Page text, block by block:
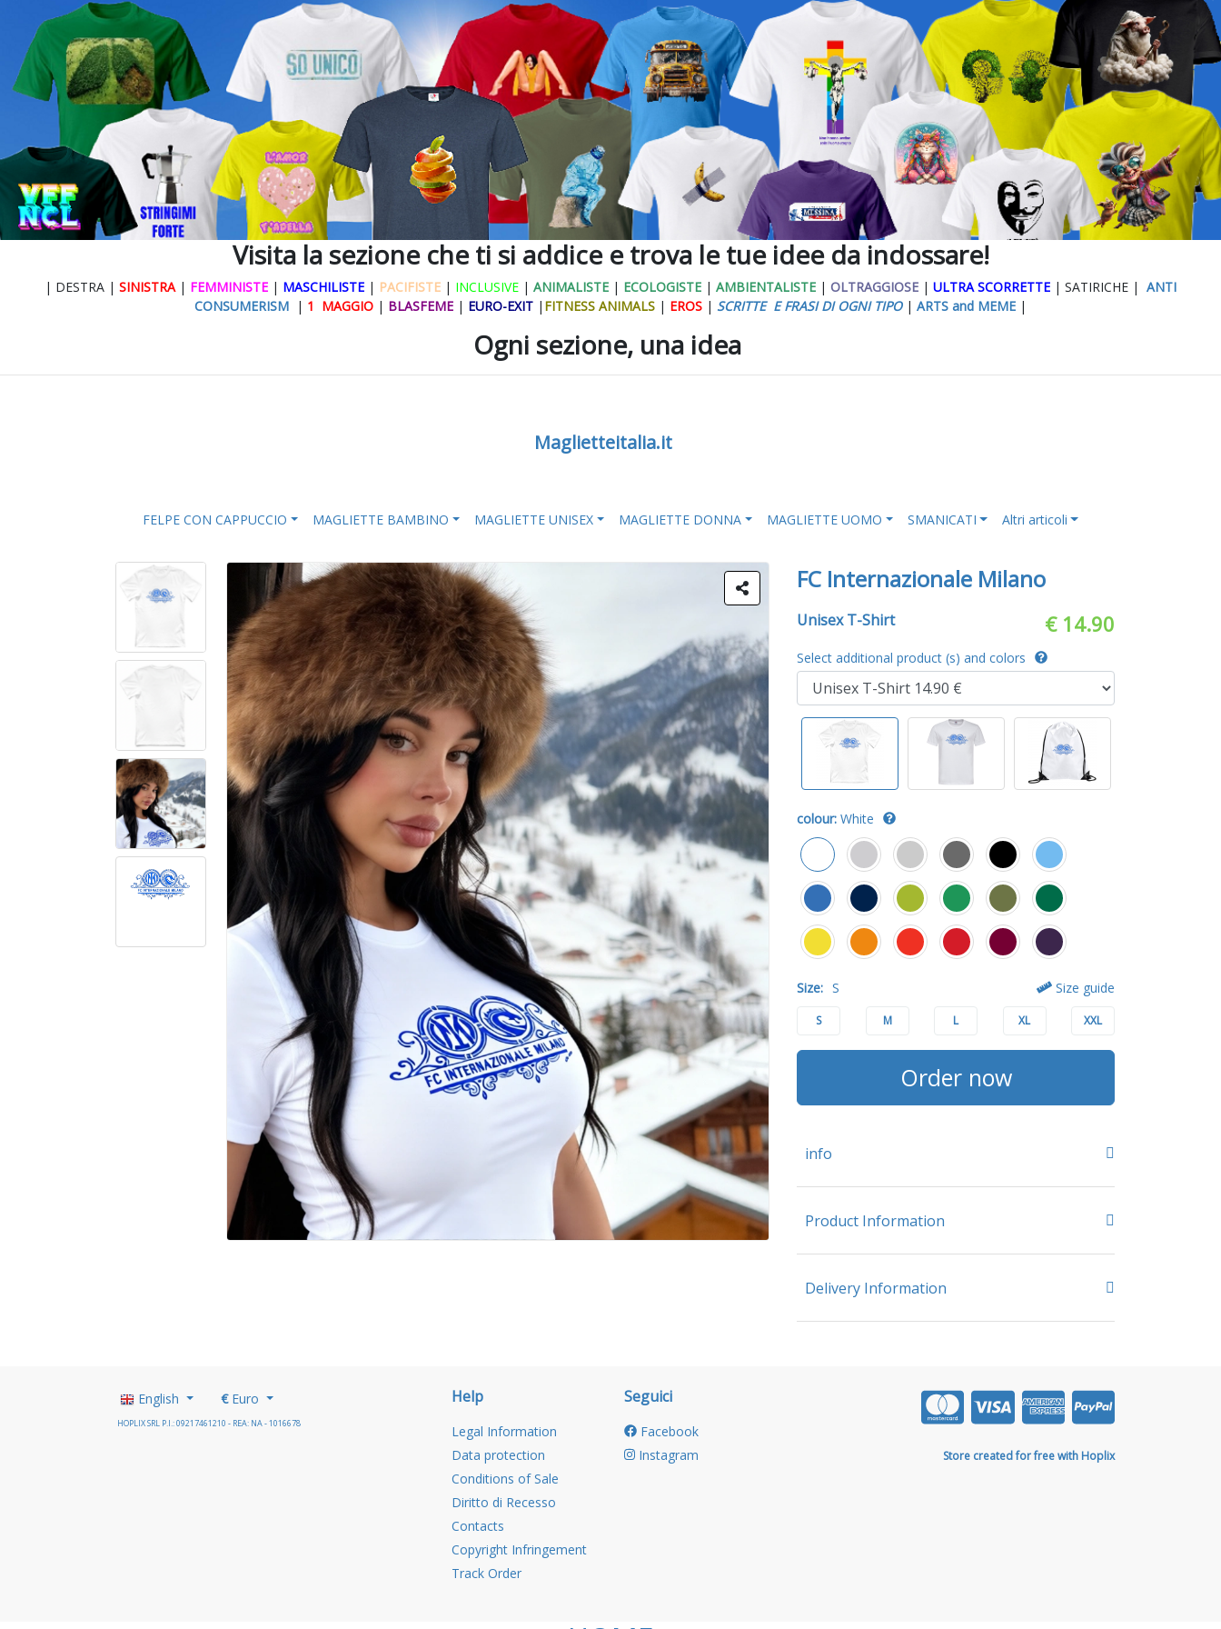
Visita la sezione che ti si addice e trova le tue idee da indossare!
| DESTRA | SINISTRA | FEMMINISTE | MASCHILISTE | PACIFISTE | INCLUSIVE | ANIMALISTE | ECOLOGISTE | AMBIENTALISTE | OLTRAGGIOSE | ULTRA SCORRETTE | SATIRICHE | ANTI
CONSUMERISM | 1 MAGGIO | BLASFEME | EURO-EXIT | FITNESS ANIMALS | EROS | SCRITTE E FRASI DI OGNI TIPO | ARTS and MEME |
Ogni sezione, una idea
Maglietteitalia.it
FELPE CON CAPPUCCIO MAGLIETTE BAMBINO MAGLIETTE UNISEX MAGLIETTE DONNA MAGLIETTE UOMO SMANICATI Altri articoli
FC Internazionale Milano
Unisex T-Shirt € 14.90
Select additional product (s) and colors
colour: White
Size: S Size guide
S M L XL XXL
Order now
info
Product Information
Delivery Information
English €Euro
HOPLIX SRL P.I.: 09217461210 - REA: NA - 1016678
Help
Legal Information
Data protection
Conditions of Sale
Diritto di Recesso
Contacts
Copyright Infringement
Track Order
Seguici
Facebook
Instagram
Store created for free with Hoplix